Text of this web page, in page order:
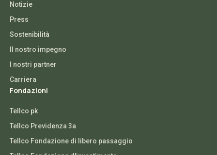
Notizie
Press
Sostenibilità
Il nostro impegno
I nostri partner
Carriera
Fondazioni
Tellco pk
Tellco Previdenza 3a
Tellco Fondazione di libero passaggio